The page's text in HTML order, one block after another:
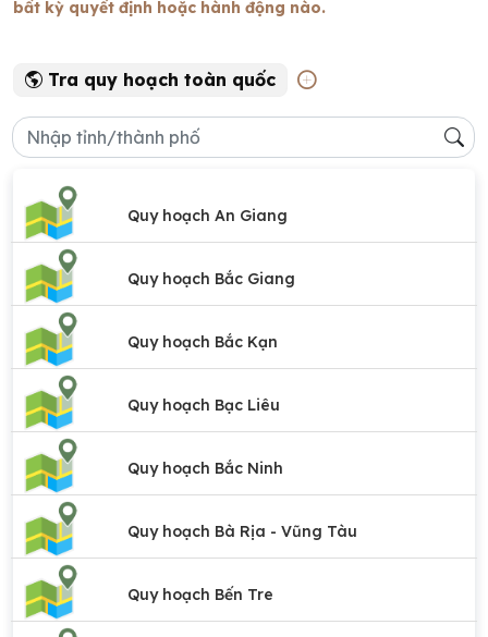
bất kỳ quyết định hoặc hành động nào.
Tra quy hoạch toàn quốc
Quy hoạch An Giang
Quy hoạch Bắc Giang
Quy hoạch Bắc Kạn
Quy hoạch Bạc Liêu
Quy hoạch Bắc Ninh
Quy hoạch Bà Rịa - Vũng Tàu
Quy hoạch Bến Tre